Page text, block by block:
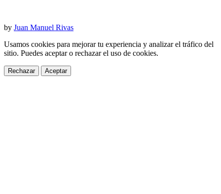
by Juan Manuel Rivas
Usamos cookies para mejorar tu experiencia y analizar el tráfico del
sitio. Puedes aceptar o rechazar el uso de cookies.
Rechazar Aceptar